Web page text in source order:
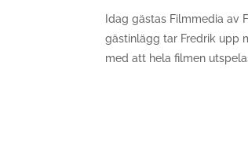
Idag gästas Filmmedia av
gästinlägg tar Fredrik upp
med att hela filmen